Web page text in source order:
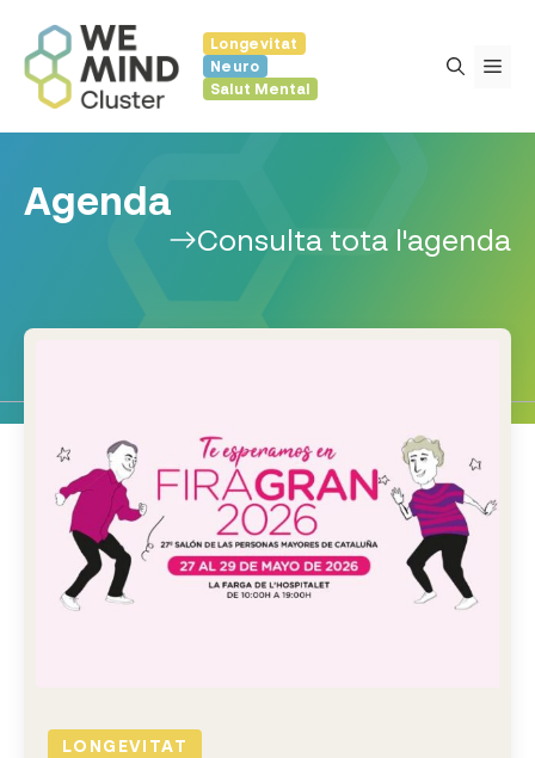
contingut
Longevitat
Neuro
Salut Mental
Agenda
Consulta tota l'agenda
LONGEVITAT